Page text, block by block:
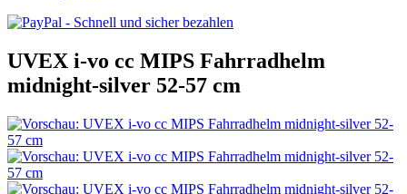
UVEX i-vo cc MIPS Fahrradhelm
midnight-silver 52-57 cm